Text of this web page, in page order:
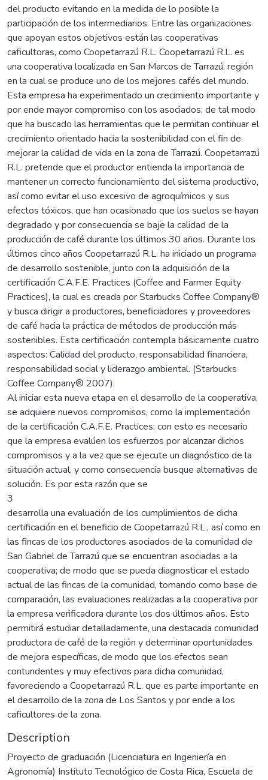
del producto evitando en la medida de lo posible la
participación de los intermediarios. Entre las organizaciones
que apoyan estos objetivos están las cooperativas
caficultoras, como Coopetarrazú R.L. Coopetarrazú R.L. es
una cooperativa localizada en San Marcos de Tarrazú, región
en la cual se produce uno de los mejores cafés del mundo.
Esta empresa ha experimentado un crecimiento importante y
por ende mayor compromiso con los asociados; de tal modo
que ha buscado las herramientas que le permitan continuar el
crecimiento orientado hacia la sostenibilidad con el fin de
mejorar la calidad de vida en la zona de Tarrazú. Coopetarrazú
R.L. pretende que el productor entienda la importancia de
mantener un correcto funcionamiento del sistema productivo,
así como evitar el uso excesivo de agroquímicos y sus
efectos tóxicos, que han ocasionado que los suelos se hayan
degradado y por consecuencia se baje la calidad de la
producción de café durante los últimos 30 años. Durante los
últimos cinco años Coopetarrazú R.L. ha iniciado un programa
de desarrollo sostenible, junto con la adquisición de la
certificación C.A.F.E. Practices (Coffee and Farmer Equity
Practices), la cual es creada por Starbucks Coffee Company®
y busca dirigir a productores, beneficiadores y proveedores
de café hacia la práctica de métodos de producción más
sostenibles. Esta certificación contempla básicamente cuatro
aspectos: Calidad del producto, responsabilidad financiera,
responsabilidad social y liderazgo ambiental. (Starbucks
Coffee Company® 2007).
Al iniciar esta nueva etapa en el desarrollo de la cooperativa,
se adquiere nuevos compromisos, como la implementación
de la certificación C.A.F.E. Practices; con esto es necesario
que la empresa evalúen los esfuerzos por alcanzar dichos
compromisos y a la vez que se ejecute un diagnóstico de la
situación actual, y como consecuencia busque alternativas de
solución. Es por esta razón que se
3
desarrolla una evaluación de los cumplimientos de dicha
certificación en el beneficio de Coopetarrazú R.L., así como en
las fincas de los productores asociados de la comunidad de
San Gabriel de Tarrazú que se encuentran asociadas a la
cooperativa; de modo que se pueda diagnosticar el estado
actual de las fincas de la comunidad, tomando como base de
comparación, las evaluaciones realizadas a la cooperativa por
la empresa verificadora durante los dos últimos años. Esto
permitirá estudiar detalladamente, una destacada comunidad
productora de café de la región y determinar oportunidades
de mejora específicas, de modo que los efectos sean
contundentes y muy efectivos para dicha comunidad,
favoreciendo a Coopetarrazú R.L. que es parte importante en
el desarrollo de la zona de Los Santos y por ende a los
caficultores de la zona.
Description
Proyecto de graduación (Licenciatura en Ingeniería en
Agronomía) Instituto Tecnológico de Costa Rica, Escuela de